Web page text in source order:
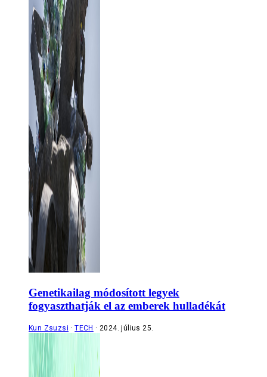
Genetikailag módosított legyek
fogyaszthatják el az emberek hulladékát
Kun Zsuzsi TECH 2024. július 25.